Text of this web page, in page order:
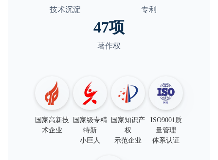
技术沉淀 专利
47项
著作权
国家高新技
术企业
国家级专精
特新
小巨人
国家知识产
权
示范企业
ISO9001质
量管理
体系认证